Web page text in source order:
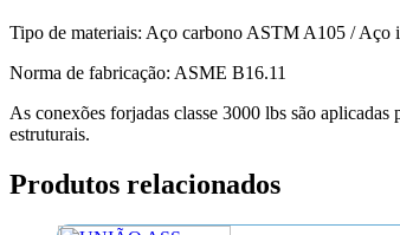
Tipo de materiais: Aço carbono ASTM A105 /
Norma de fabricação: ASME B16.11
As conexões forjadas classe 3000 lbs são
estruturais.
Produtos relacionados